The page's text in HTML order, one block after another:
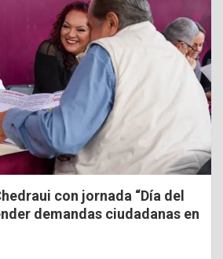
con jornada “Día del
demandas ciudadanas en